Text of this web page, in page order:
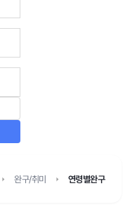
완구/취미 연령별완구